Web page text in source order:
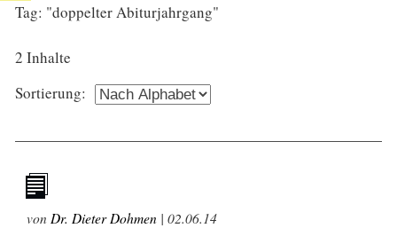
Tag: "doppelter Abiturjahrgang"
2 Inhalte
Sortierung:
von Dr. Dieter Dohmen | 02.06.14